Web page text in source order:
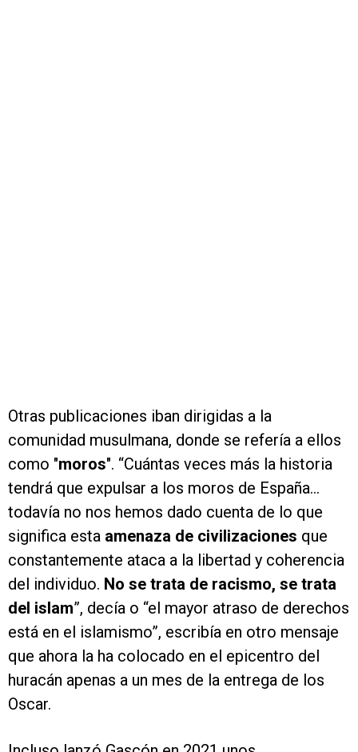
Otras publicaciones iban dirigidas a la
comunidad musulmana, donde se refería a ellos
como "moros". “Cuántas veces más la historia
tendrá que expulsar a los moros de España...
todavía no nos hemos dado cuenta de lo que
significa esta amenaza de civilizaciones que
constantemente ataca a la libertad y coherencia
del individuo. No se trata de racismo, se trata
del islam”, decía o “el mayor atraso de derechos
está en el islamismo”, escribía en otro mensaje
que ahora la ha colocado en el epicentro del
huracán apenas a un mes de la entrega de los
Oscar.